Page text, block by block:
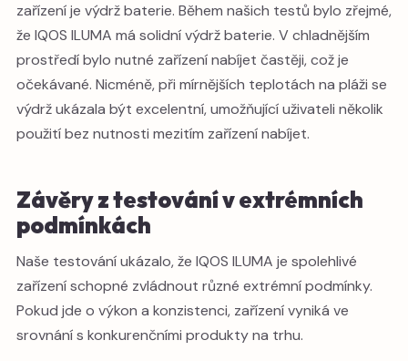
zařízení je výdrž baterie. Během našich testů bylo zřejmé,
že IQOS ILUMA má solidní výdrž baterie. V chladnějším
prostředí bylo nutné zařízení nabíjet častěji, což je
očekávané. Nicméně, při mírnějších teplotách na pláži se
výdrž ukázala být excelentní, umožňující uživateli několik
použití bez nutnosti mezitím zařízení nabíjet.
Závěry z testování v extrémních
podmínkách
Naše testování ukázalo, že IQOS ILUMA je spolehlivé
zařízení schopné zvládnout různé extrémní podmínky.
Pokud jde o výkon a konzistenci, zařízení vyniká ve
srovnání s konkurenčními produkty na trhu.